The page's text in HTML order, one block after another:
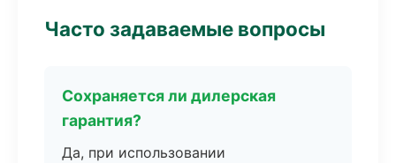
Часто задаваемые вопросы
Сохраняется ли дилерская
гарантия?
Да, при использовании